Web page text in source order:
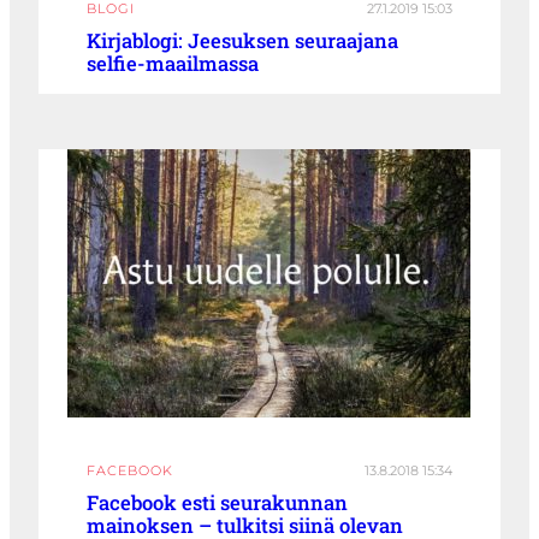
BLOGI 27.1.2019 15:03
Kirjablogi: Jeesuksen seuraajana
selfie-maailmassa
FACEBOOK 13.8.2018 15:34
Facebook esti seurakunnan
mainoksen – tulkitsi siinä olevan